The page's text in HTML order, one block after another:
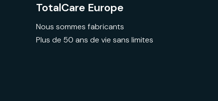
TotalCare Europe
Nous sommes fabricants
Plus de 50 ans de vie sans limites